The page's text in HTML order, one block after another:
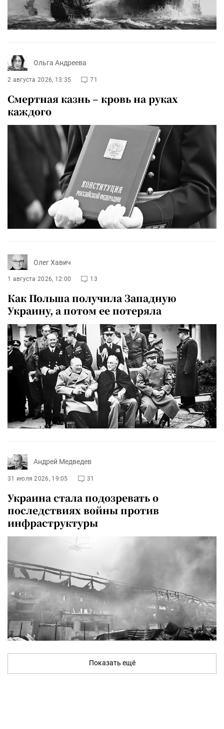
Ольга Андреева
2 августа 2026, 13:35 71
Смертная казнь – кровь на руках
каждого
Олег Хавич
1 августа 2026, 12:00 13
Как Польша получила Западную
Украину, а потом ее потеряла
Андрей Медведев
31 июля 2026, 19:05 31
Украина стала подозревать о
последствиях войны против
инфраструктуры
Показать ещё